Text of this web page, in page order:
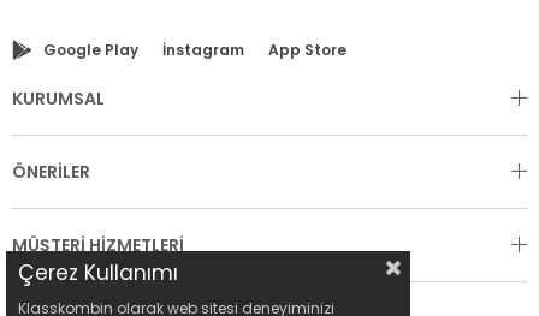
Google Play İnstagram App Store
KURUMSAL
ÖNERİLER
MÜŞTERİ HİZMETLERİ
Çerez Kullanımı
Klasskombin olarak web sitesi deneyiminizi